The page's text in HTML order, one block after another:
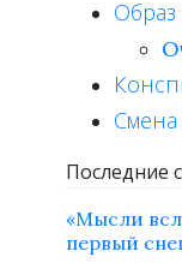
Образ
Последние
«Мысли
первый